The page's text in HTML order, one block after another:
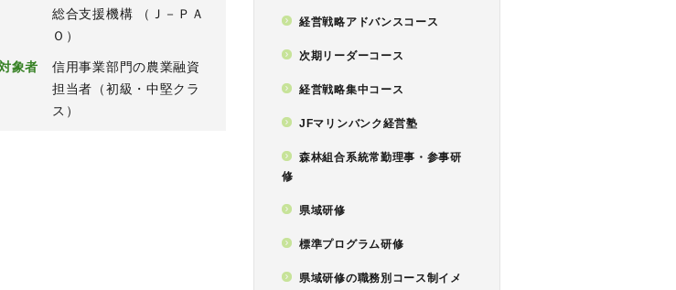
総合支援機構 （Ｊ－ＰＡ
Ｏ）
象者
信用事業部門の農業融資
担当者（初級・中堅クラ
ス）
経営戦略アドバンスコース
次期リーダーコース
経営戦略集中コース
JFマリンバンク経営塾
森林組合系統常勤理事・参事研
修
県域研修
標準プログラム研修
県域研修の職務別コース制イメ